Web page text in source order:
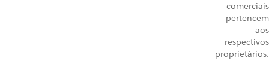
comerciais
pertencem
aos
respectivos
proprietários.